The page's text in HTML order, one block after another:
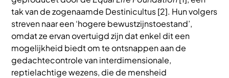
tak van de zogenaamde Destinicultus [2]. Hun volgers
streven naar een ‘hogere bewustzijnstoestand’,
omdat ze ervan overtuigd zijn dat enkel dit een
mogelijkheid biedt om te ontsnappen aan de
gedachtecontrole van interdimensionale,
reptielachtige wezens, die de mensheid